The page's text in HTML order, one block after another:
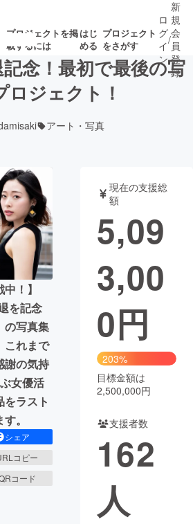
プロジェクトを掲
載するには
はじ
める
プロジェクト
をさがす
ト
募集終了が近いプ
ロジェクト
音楽
・ガジェット ゲーム・サ
業
地域活性化
Good
CAMPFIRE Creation
さと納税machi-ya コミュニティ
ロ
グ
イ
ン
/
新
規
会
員
登
録
念！最初で最後の写
ロジェクト！
アート・写真
！】
を記念
の写真集
これまで
謝の気持
女優活
ラスト
。
シェア
コピー
コード
現在の支援総
額
5,09
3,00
0円
203%
目標金額は
2,500,000円
支援者数
162
人